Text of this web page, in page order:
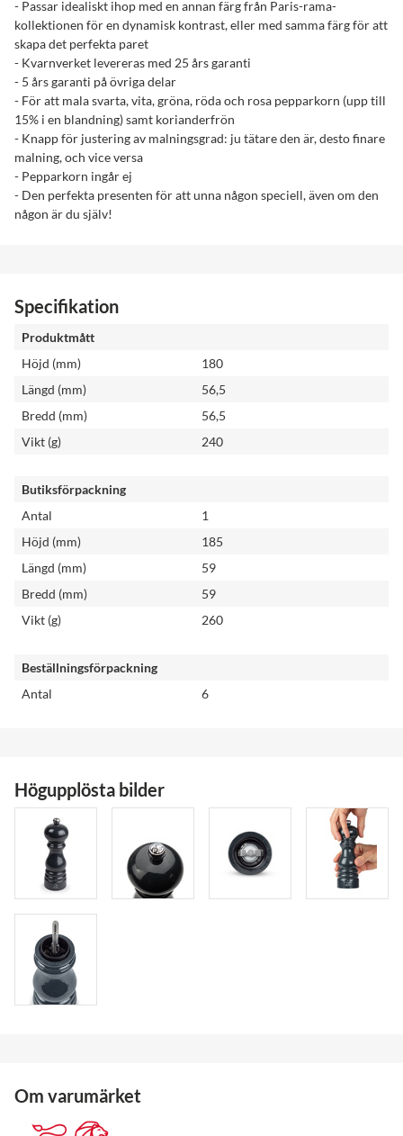
- Passar idealiskt ihop med en annan färg från Paris-rama-
kollektionen för en dynamisk kontrast, eller med samma färg för att
skapa det perfekta paret
- Kvarnverket levereras med 25 års garanti
- 5 års garanti på övriga delar
- För att mala svarta, vita, gröna, röda och rosa pepparkorn (upp till
15% i en blandning) samt korianderfrön
- Knapp för justering av malningsgrad: ju tätare den är, desto finare
malning, och vice versa
- Pepparkorn ingår ej
- Den perfekta presenten för att unna någon speciell, även om den
någon är du själv!
Specifikation
Produktmått
Höjd (mm)
180
Längd (mm)
56,5
Bredd (mm)
56,5
Vikt (g)
240
Butiksförpackning
Antal
1
Höjd (mm)
185
Längd (mm)
59
Bredd (mm)
59
Vikt (g)
260
Beställningsförpackning
Antal
6
Högupplösta bilder
Om varumärket